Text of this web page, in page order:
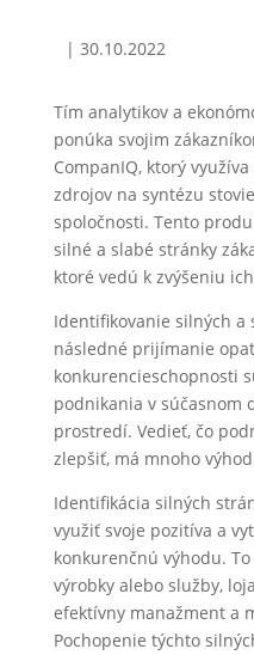
| 30.10.2022
Tím analytikov a
ponúka svojim
CompanIQ, ktorý
zdrojov na syntézu
spoločnosti. Tento
silné a slabé stránky
ktoré vedú k zvýšeniu
Identifikovanie silných a
následné prijímanie
konkurencieschopnosti
podnikania v súčasnom
prostredí. Vedieť, čo
zlepšiť, má mnoho
Identifikácia silných
využiť svoje pozitíva a
konkurenčnú výhodu.
výrobky alebo služby,
efektívny manažment a
Pochopenie týchto